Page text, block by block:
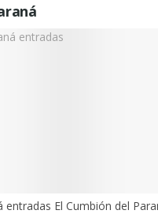
entradas El Cumbión del